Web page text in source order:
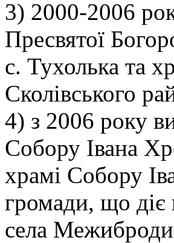
3) 2000-2006
Пресвятої
с. Тухолька та
Сколівського
4) з 2006 року
Собору Івана
храмі Собору
громади, що діє
села Межиброди